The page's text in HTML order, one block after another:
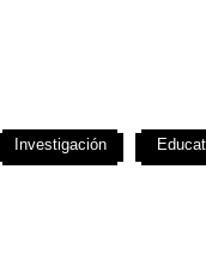
Investigación